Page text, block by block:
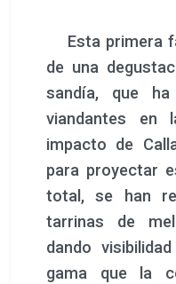
Esta primera
de una
sandía, que
viandantes en
impacto de
para proyectar
total, se han
tarrinas de
dando
gama que la